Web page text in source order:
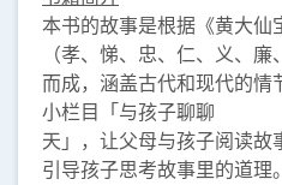
本书的故事是根据《黄大仙
（孝、悌、忠、仁、义、
而成，涵盖古代和现代的情
小栏目「与孩子聊聊
天」，让父母与孩子阅读
引导孩子思考故事里的道理。